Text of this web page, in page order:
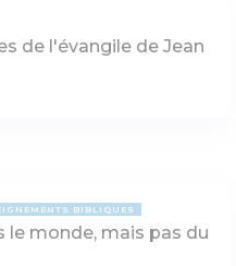
de l'évangile de Jean
BIBLIQUES
le monde, mais pas du